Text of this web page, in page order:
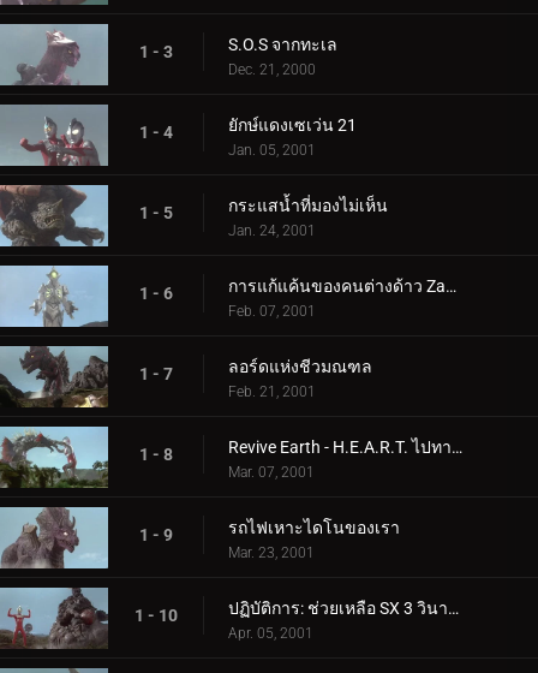
1 - 3 S.O.S จากทะเล
Dec. 21, 2000
1 - 4 ยักษ์แดงเซเว่น 21
Jan. 05, 2001
1 - 5 กระแสน้ำที่มองไม่เห็น
Jan. 24, 2001
1 - 6 การแก้แค้นของคนต่างด้าว Zamu
Feb. 07, 2001
1 - 7 ลอร์ดแห่งชีวมณฑล
Feb. 21, 2001
1 - 8 Revive Earth - H.E.A.R.T. ไปทางใต้
Mar. 07, 2001
1 - 9 รถไฟเหาะไดโนของเรา
Mar. 23, 2001
1 - 10 ปฏิบัติการ: ช่วยเหลือ SX 3 วินาทีก่อนเกิดการระเบิด
Apr. 05, 2001